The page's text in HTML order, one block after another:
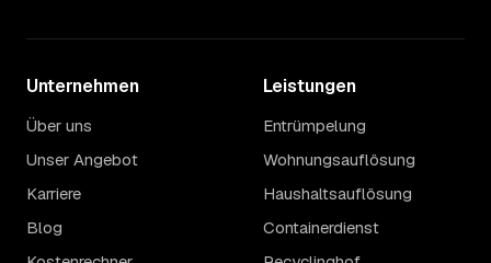
Unternehmen
Über uns
Unser Angebot
Karriere
Blog
Leistungen
Entrümpelung
Wohnungsauflösung
Haushaltsauflösung
Containerdienst